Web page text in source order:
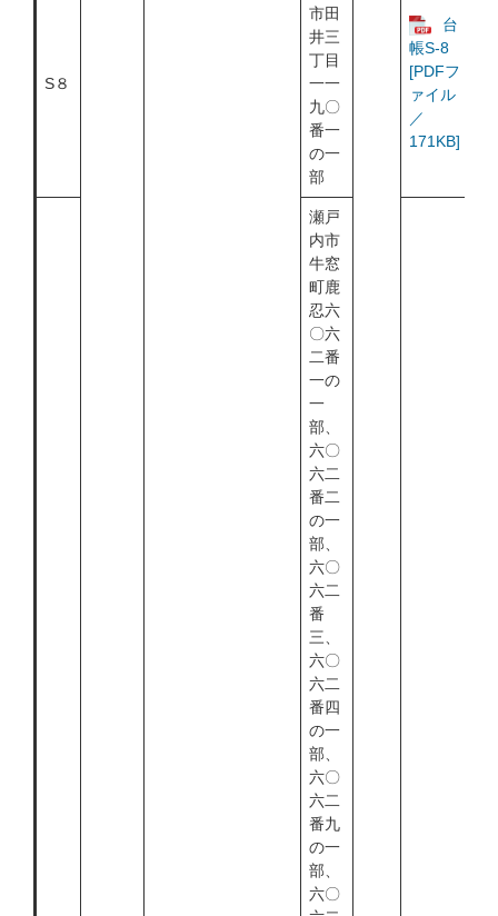
S８
市田
井三
丁目
一一
九〇
番一
の一
部
台
帳S-8
[PDFフ
ァイル
／
171KB]
瀬戸
内市
牛窓
町鹿
忍六
〇六
二番
一の
一
部、
六〇
六二
番二
の一
部、
六〇
六二
番
三、
六〇
六二
番四
の一
部、
六〇
六二
番九
の一
部、
六〇